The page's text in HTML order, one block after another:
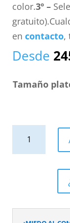
color.3º –
en contacto,
Desde
Tamaño
pizarra